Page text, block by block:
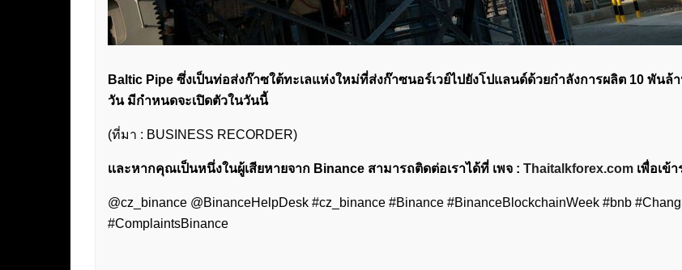
Baltic Pipe ซึ่งเป็นท่อส่งก๊าซใต้ทะเลแห่งใหม่ที่ส่งก๊าซนอร์เวย์ไปยังโปแลนด์ด้วยกำลังการผลิต 10 พันล้
วัน มีกำหนดจะเปิดตัวในวันนี้
(ที่มา : BUSINESS RECORDER)
เเละหากคุณเป็นหนึ่งในผู้เสียหายจาก Binance สามารถติดต่อเราได้ที่ เพจ : Thaitalkforex.com เพื่อเข้
@cz_binance @BinanceHelpDesk #cz_binance #Binance #BinanceBlockchainWeek #bnb
#ComplaintsBinance